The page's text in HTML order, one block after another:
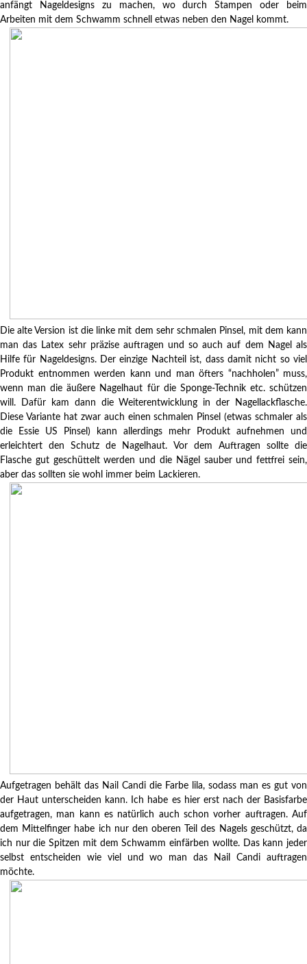
anfängt Nageldesigns zu machen, wo durch Stampen oder beim
Arbeiten mit dem Schwamm schnell etwas neben den Nagel kommt.
Die alte Version ist die linke mit dem sehr schmalen Pinsel, mit dem kann
man das Latex sehr präzise auftragen und so auch auf dem Nagel als
Hilfe für Nageldesigns. Der einzige Nachteil ist, dass damit nicht so viel
Produkt entnommen werden kann und man öfters “nachholen” muss,
wenn man die äußere Nagelhaut für die Sponge-Technik etc. schützen
will. Dafür kam dann die Weiterentwicklung in der Nagellackflasche.
Diese Variante hat zwar auch einen schmalen Pinsel (etwas schmaler als
die Essie US Pinsel) kann allerdings mehr Produkt aufnehmen und
erleichtert den Schutz de Nagelhaut. Vor dem Auftragen sollte die
Flasche gut geschüttelt werden und die Nägel sauber und fettfrei sein,
aber das sollten sie wohl immer beim Lackieren.
Aufgetragen behält das Nail Candi die Farbe lila, sodass man es gut von
der Haut unterscheiden kann. Ich habe es hier erst nach der Basisfarbe
aufgetragen, man kann es natürlich auch schon vorher auftragen. Auf
dem Mittelfinger habe ich nur den oberen Teil des Nagels geschützt, da
ich nur die Spitzen mit dem Schwamm einfärben wollte. Das kann jeder
selbst entscheiden wie viel und wo man das Nail Candi auftragen
möchte.